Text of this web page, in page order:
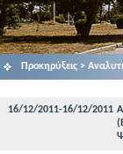
Προκηρύξεις >
16/12/2011-16/12/2011